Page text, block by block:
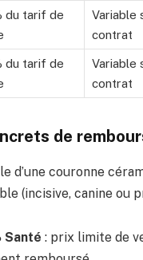
du tarif de
Variable
contrat
du tarif de
Variable
contrat
de
d’une couronne
(incisive, canine ou
Santé : prix limite de